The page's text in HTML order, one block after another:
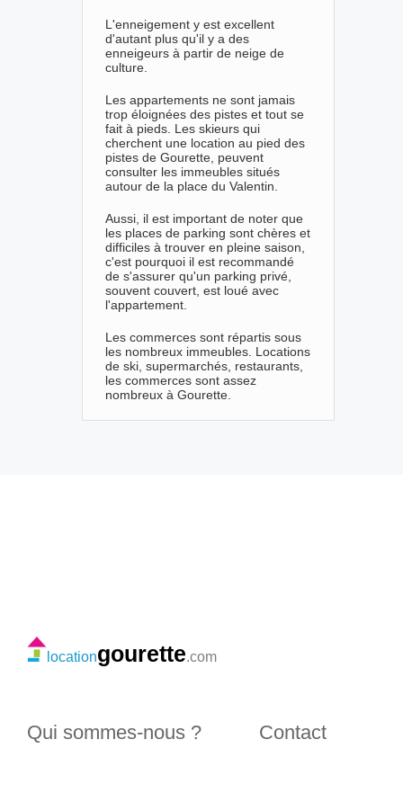
L'enneigement y est excellent
d'autant plus qu'il y a des
enneigeurs à partir de neige de
culture.
Les appartements ne sont jamais
trop éloignées des pistes et tout se
fait à pieds. Les skieurs qui
cherchent une location au pied des
pistes de Gourette, peuvent
consulter les immeubles situés
autour de la place du Valentin.
Aussi, il est important de noter que
les places de parking sont chères et
difficiles à trouver en pleine saison,
c'est pourquoi il est recommandé
de s'assurer qu'un parking privé,
souvent couvert, est loué avec
l'appartement.
Les commerces sont répartis sous
les nombreux immeubles. Locations
de ski, supermarchés, restaurants,
les commerces sont assez
nombreux à Gourette.
locationgourette.com
Qui sommes-nous ? Contact